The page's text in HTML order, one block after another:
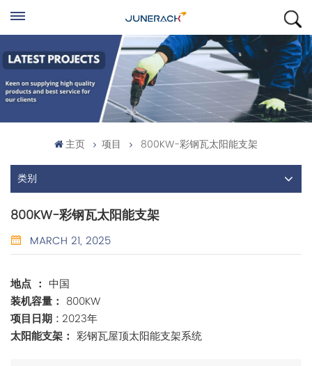
主页 项目 800KW-彩钢瓦太阳能支架
类别
800KW-彩钢瓦太阳能支架
MARCH 21, 2025
地点 ： 中国
装机容量： 800KW
项目日期 : 2023年
太阳能支架： 彩钢瓦屋顶太阳能支架系统